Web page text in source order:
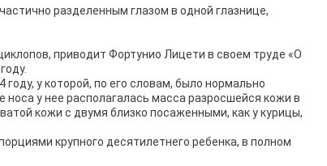
разделенным глазом в одной глазнице,
приводит Фортунио Лицети в своем труде «О
у которой, по его словам, было нормально
у нее распола­галась масса разросшейся кожи в
кожи с двумя близко посаженными, как у курицы,
крупного десятилетнего ребенка, в полном